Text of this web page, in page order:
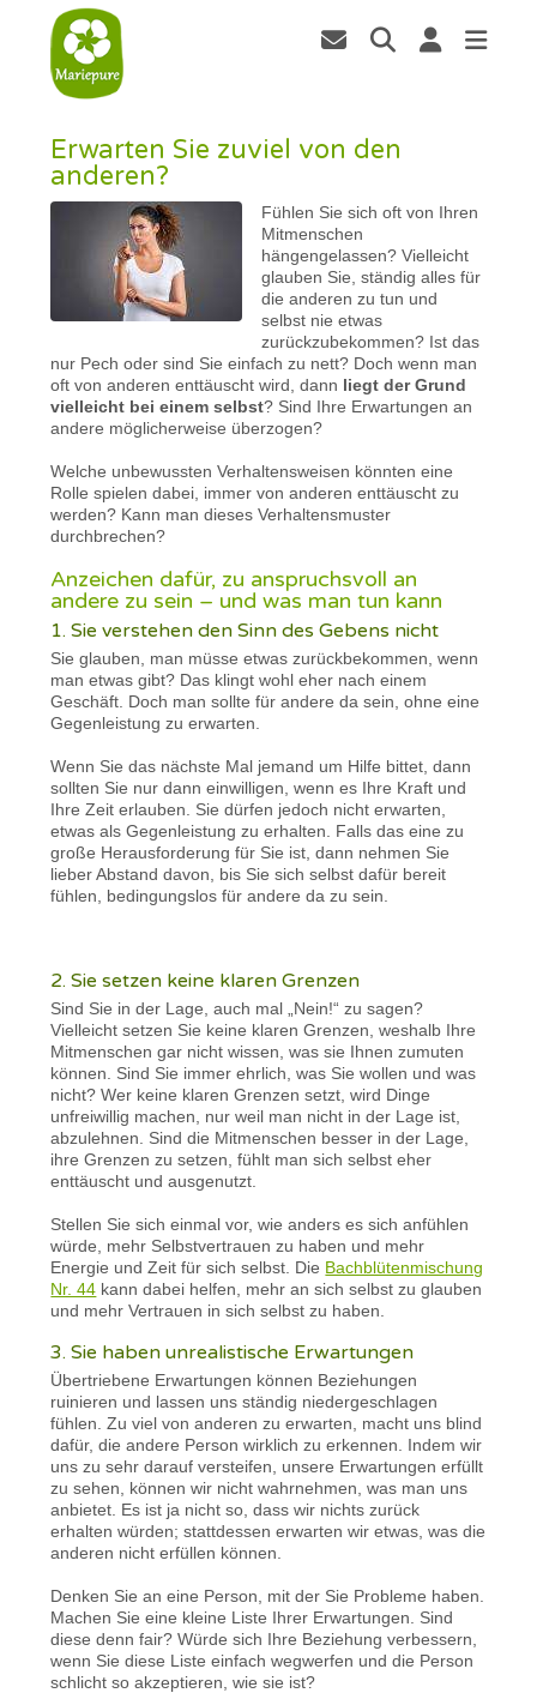
Erwarten Sie zuviel von den
anderen?
Fühlen Sie sich oft von Ihren
Mitmenschen
hängengelassen? Vielleicht
glauben Sie, ständig alles für
die anderen zu tun und
selbst nie etwas
zurückzubekommen? Ist das
nur Pech oder sind Sie einfach zu nett? Doch wenn man
oft von anderen enttäuscht wird, dann liegt der Grund
vielleicht bei einem selbst? Sind Ihre Erwartungen an
andere möglicherweise überzogen?
Welche unbewussten Verhaltensweisen könnten eine
Rolle spielen dabei, immer von anderen enttäuscht zu
werden? Kann man dieses Verhaltensmuster
durchbrechen?
Anzeichen dafür, zu anspruchsvoll an
andere zu sein – und was man tun kann
1. Sie verstehen den Sinn des Gebens nicht
Sie glauben, man müsse etwas zurückbekommen, wenn
man etwas gibt? Das klingt wohl eher nach einem
Geschäft. Doch man sollte für andere da sein, ohne eine
Gegenleistung zu erwarten.
Wenn Sie das nächste Mal jemand um Hilfe bittet, dann
sollten Sie nur dann einwilligen, wenn es Ihre Kraft und
Ihre Zeit erlauben. Sie dürfen jedoch nicht erwarten,
etwas als Gegenleistung zu erhalten. Falls das eine zu
große Herausforderung für Sie ist, dann nehmen Sie
lieber Abstand davon, bis Sie sich selbst dafür bereit
fühlen, bedingungslos für andere da zu sein.
2. Sie setzen keine klaren Grenzen
Sind Sie in der Lage, auch mal „Nein!“ zu sagen?
Vielleicht setzen Sie keine klaren Grenzen, weshalb Ihre
Mitmenschen gar nicht wissen, was sie Ihnen zumuten
können. Sind Sie immer ehrlich, was Sie wollen und was
nicht? Wer keine klaren Grenzen setzt, wird Dinge
unfreiwillig machen, nur weil man nicht in der Lage ist,
abzulehnen. Sind die Mitmenschen besser in der Lage,
ihre Grenzen zu setzen, fühlt man sich selbst eher
enttäuscht und ausgenutzt.
Stellen Sie sich einmal vor, wie anders es sich anfühlen
würde, mehr Selbstvertrauen zu haben und mehr
Energie und Zeit für sich selbst. Die Bachblütenmischung
Nr. 44 kann dabei helfen, mehr an sich selbst zu glauben
und mehr Vertrauen in sich selbst zu haben.
3. Sie haben unrealistische Erwartungen
Übertriebene Erwartungen können Beziehungen
ruinieren und lassen uns ständig niedergeschlagen
fühlen. Zu viel von anderen zu erwarten, macht uns blind
dafür, die andere Person wirklich zu erkennen. Indem wir
uns zu sehr darauf versteifen, unsere Erwartungen erfüllt
zu sehen, können wir nicht wahrnehmen, was man uns
anbietet. Es ist ja nicht so, dass wir nichts zurück
erhalten würden; stattdessen erwarten wir etwas, was die
anderen nicht erfüllen können.
Denken Sie an eine Person, mit der Sie Probleme haben.
Machen Sie eine kleine Liste Ihrer Erwartungen. Sind
diese denn fair? Würde sich Ihre Beziehung verbessern,
wenn Sie diese Liste einfach wegwerfen und die Person
schlicht so akzeptieren, wie sie ist?